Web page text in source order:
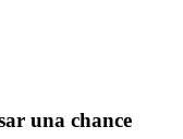
una chance